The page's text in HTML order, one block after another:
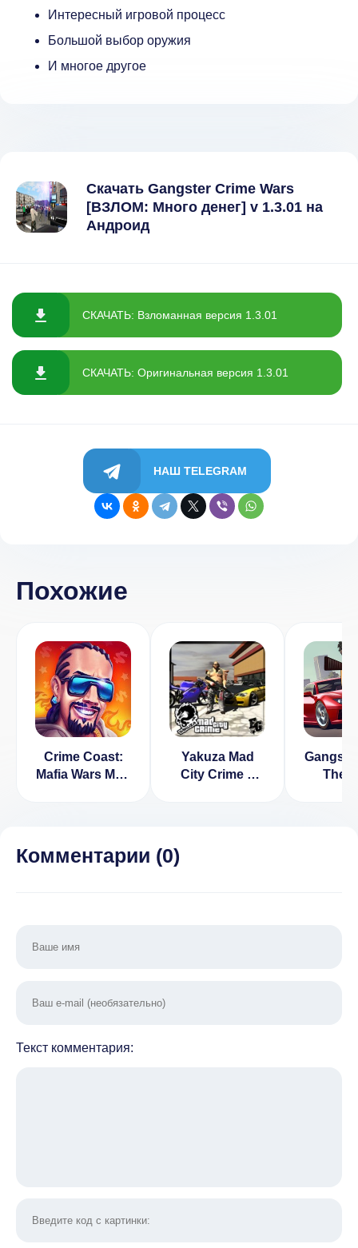
Интересный игровой процесс
Большой выбор оружия
И многое другое
Скачать Gangster Crime Wars
[ВЗЛОМ: Много денег] v 1.3.01 на
Андроид
СКАЧАТЬ: Взломанная версия 1.3.01
СКАЧАТЬ: Оригинальная версия 1.3.01
НАШ TELEGRAM
Похожие
Crime Coast:
Mafia Wars Мод
Yakuza Mad
City Crime v
Theft
Комментарии (0)
Текст комментария: